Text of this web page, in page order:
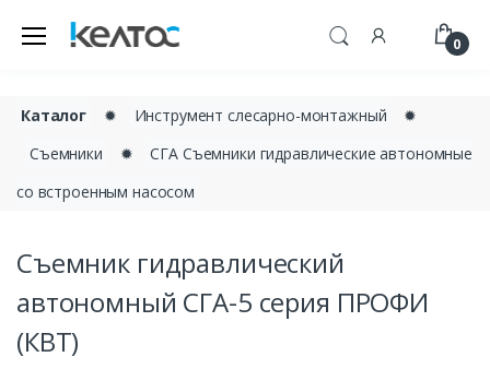
0
Каталог ✹ Инструмент слесарно-монтажный
✹
Съемники
✹
СГА Съемники гидравлические автономные
со встроенным насосом
Съемник гидравлический
автономный СГА-5 серия ПРОФИ
(КВТ)